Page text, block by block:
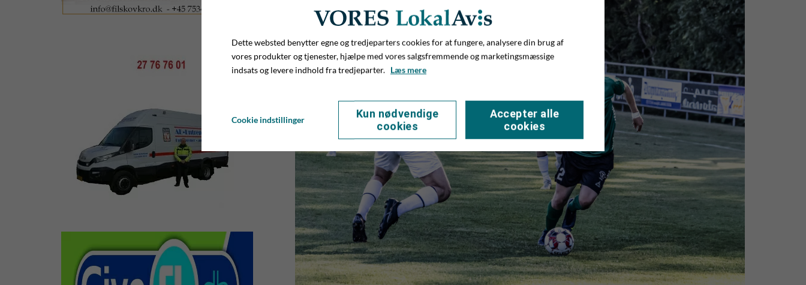
Dette websted benytter egne og tredjeparters cookies for at fungere, analysere din brug af
vores produkter og tjenester, hjælpe med vores salgsfremmende og marketingsmæssige
indsats og levere indhold fra tredjeparter. Læs mere
Cookie indstillinger
Kun nødvendige
cookies
Accepter alle
cookies